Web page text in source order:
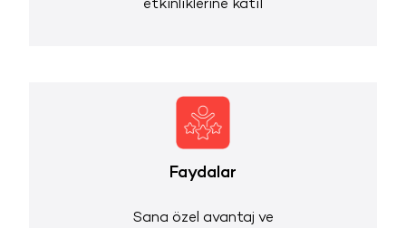
Faydalar
Sana özel avantaj ve